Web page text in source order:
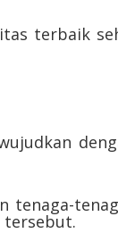
terbaik
tenaga-
tersebut.